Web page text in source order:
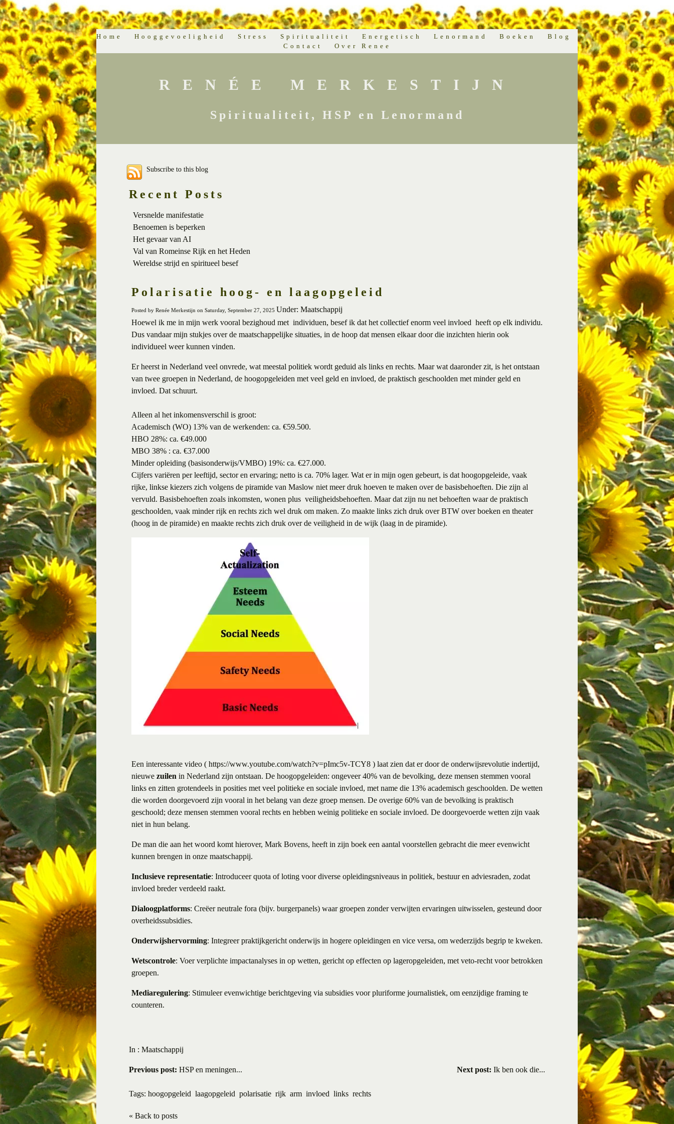
Home Hooggevoeligheid Stress Spiritualiteit Energetisch Lenormand Boeken
Blog
Contact
Over Renee
RENÉE MERKESTIJN
Spiritualiteit, HSP en Lenormand
Subscribe to this blog
Recent Posts
Versnelde manifestatie
Benoemen is beperken
Het gevaar van AI
Val van Romeinse Rijk en het Heden
Wereldse strijd en spiritueel besef
Polarisatie hoog- en laagopgeleid
Posted by Renée Merkestijn on Saturday, September 27, 2025 Under: Maatschappij
Hoewel ik me in mijn werk vooral bezighoud met individuen, besef ik dat het collectief enorm veel invloed heeft op elk individu.
Dus vandaar mijn stukjes over de maatschappelijke situaties, in de hoop dat mensen elkaar door die inzichten hierin ook
individueel weer kunnen vinden.
Er heerst in Nederland veel onvrede, wat meestal politiek wordt geduid als links en rechts. Maar wat daaronder zit, is het ontstaan
van twee groepen in Nederland, de hoogopgeleiden met veel geld en invloed, de praktisch geschoolden met minder geld en
invloed. Dat schuurt.
Alleen al het inkomensverschil is groot:
Academisch (WO) 13% van de werkenden: ca. €59.500.
HBO 28%: ca. €49.000
MBO 38% : ca. €37.000
Minder opleiding (basisonderwijs/VMBO) 19%: ca. €27.000.
Cijfers variëren per leeftijd, sector en ervaring; netto is ca. 70% lager. Wat er in mijn ogen gebeurt, is dat hoogopgeleide, vaak
rijke, linkse kiezers zich volgens de piramide van Maslow niet meer druk hoeven te maken over de basisbehoeften. Die zijn al
vervuld. Basisbehoeften zoals inkomsten, wonen plus veiligheidsbehoeften. Maar dat zijn nu net behoeften waar de praktisch
geschoolden, vaak minder rijk en rechts zich wel druk om maken. Zo maakte links zich druk over BTW over boeken en theater
(hoog in de piramide) en maakte rechts zich druk over de veiligheid in de wijk (laag in de piramide).
Een interessante video ( https://www.youtube.com/watch?v=pImc5v-TCY8 ) laat zien dat er door de onderwijsrevolutie indertijd,
nieuwe zuilen in Nederland zijn ontstaan. De hoogopgeleiden: ongeveer 40% van de bevolking, deze mensen stemmen vooral
links en zitten grotendeels in posities met veel politieke en sociale invloed, met name die 13% academisch geschoolden. De wetten
die worden doorgevoerd zijn vooral in het belang van deze groep mensen. De overige 60% van de bevolking is praktisch
geschoold; deze mensen stemmen vooral rechts en hebben weinig politieke en sociale invloed. De doorgevoerde wetten zijn vaak
niet in hun belang.
De man die aan het woord komt hierover, Mark Bovens, heeft in zijn boek een aantal voorstellen gebracht die meer evenwicht
kunnen brengen in onze maatschappij.
Inclusieve representatie: Introduceer quota of loting voor diverse opleidingsniveaus in politiek, bestuur en adviesraden, zodat
invloed breder verdeeld raakt.
Dialoogplatforms: Creëer neutrale fora (bijv. burgerpanels) waar groepen zonder verwijten ervaringen uitwisselen, gesteund door
overheidssubsidies.
Onderwijshervorming: Integreer praktijkgericht onderwijs in hogere opleidingen en vice versa, om wederzijds begrip te kweken.
Wetscontrole: Voer verplichte impactanalyses in op wetten, gericht op effecten op lageropgeleiden, met veto-recht voor betrokken
groepen.
Mediaregulering: Stimuleer evenwichtige berichtgeving via subsidies voor pluriforme journalistiek, om eenzijdige framing te
counteren.
In : Maatschappij
Next post: Ik ben ook die...
Previous post: HSP en meningen...
Tags: hoogopgeleid laagopgeleid polarisatie rijk arm invloed links rechts
« Back to posts